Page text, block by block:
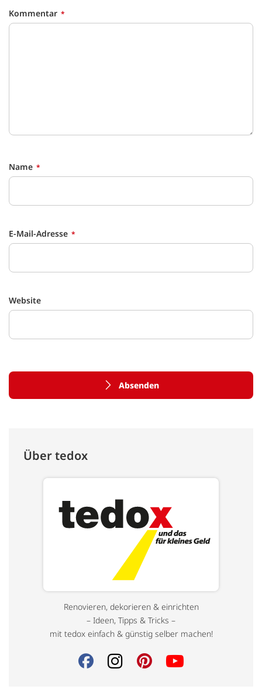
Kommentar
Name
E-Mail-Adresse
Website
Absenden
Über tedox
Renovieren, dekorieren & einrichten
– Ideen, Tipps & Tricks –
mit tedox einfach & günstig selber machen!